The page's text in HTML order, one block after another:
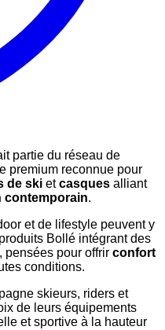
partie du réseau de
premium reconnue pour
de ski etcasques alliant
contemporain.
et de lifestyle peuvent y
Bollé intégrant des
pensées pour offrir confort
conditions.
skieurs, riders et
de leurs équipements
et sportive à la hauteur